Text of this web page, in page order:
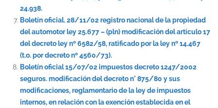
24.938.
Boletín oficial. 28/11/02 registro nacional de la propiedad
del automotor ley 25.677 – (pln) modificación del artículo 17
del decreto ley nº 6582/58, ratificado por la ley nº 14.467
(t.o. por decreto nº 4560/73).
Boletín oficial 15/07/02 impuestos decreto 1247/2002
seguros. modificación del decreto n° 875/80 y sus
modificaciones, reglamentario de la ley de impuestos
internos, en relación con la exención establecida en el